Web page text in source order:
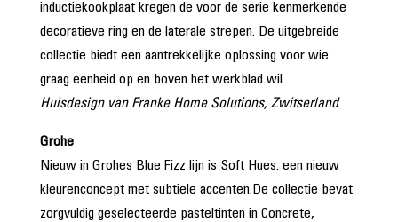
inductiekookplaat kregen de voor de serie kenmerkende
decoratieve ring en de laterale strepen. De uitgebreide
collectie biedt een aantrekkelijke oplossing voor wie
graag eenheid op en boven het werkblad wil.
Huisdesign van Franke Home Solutions, Zwitserland
Grohe
Nieuw in Grohes Blue Fizz lijn is Soft Hues: een nieuw
kleurenconcept met subtiele accenten.De collectie bevat
zorgvuldig geselecteerde pasteltinten in Concrete,